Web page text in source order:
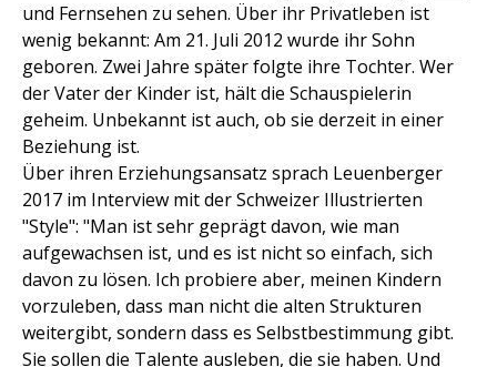
und Fernsehen zu sehen. Über ihr Privatleben ist
wenig bekannt: Am 21. Juli 2012 wurde ihr Sohn
geboren. Zwei Jahre später folgte ihre Tochter. Wer
der Vater der Kinder ist, hält die Schauspielerin
geheim. Unbekannt ist auch, ob sie derzeit in einer
Beziehung ist.
Über ihren Erziehungsansatz sprach Leuenberger
2017 im Interview mit der Schweizer Illustrierten
"Style": "Man ist sehr geprägt davon, wie man
aufgewachsen ist, und es ist nicht so einfach, sich
davon zu lösen. Ich probiere aber, meinen Kindern
vorzuleben, dass man nicht die alten Strukturen
weitergibt, sondern dass es Selbstbestimmung gibt.
Sie sollen die Talente ausleben, die sie haben. Und